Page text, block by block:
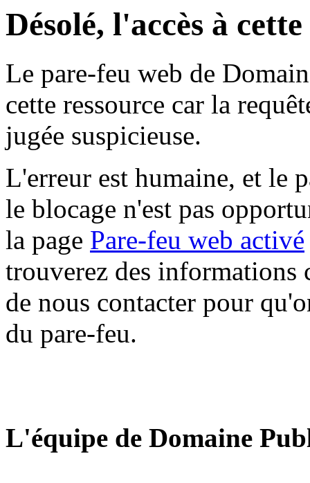
Désolé, l'accès à
Le pare-feu web de
cette ressource car la
jugée suspicieuse.
L'erreur est humaine, et le
le blocage n'est pas
la page Pare-feu web activé
trouverez des informations
de nous contacter pour
du pare-feu.
L'équipe de Domaine